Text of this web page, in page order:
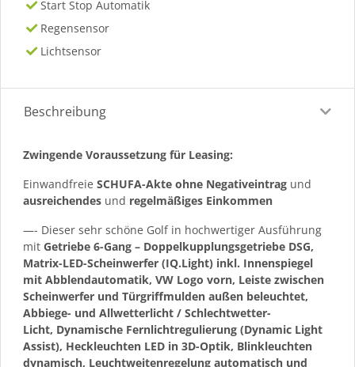
Start Stop Automatik
Regensensor
Lichtsensor
Beschreibung
Zwingende Voraussetzung für Leasing:
Einwandfreie SCHUFA-Akte ohne Negativeintrag und
ausreichendes und regelmäßiges Einkommen
—- Dieser sehr schöne Golf in hochwertiger Ausführung
mit Getriebe 6-Gang – Doppelkupplungsgetriebe DSG,
Matrix-LED-Scheinwerfer (IQ.Light) inkl. Innenspiegel
mit Abblendautomatik, VW Logo vorn, Leiste zwischen
Scheinwerfer und Türgriffmulden außen beleuchtet,
Abbiege- und Allwetterlicht / Schlechtwetter-
Licht, Dynamische Fernlichtregulierung (Dynamic Light
Assist), Heckleuchten LED in 3D-Optik, Blinkleuchten
dynamisch, Leuchtweitenregelung automatisch und